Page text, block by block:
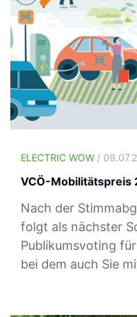
ELECTRIC WOW /
VCÖ-Mobilitätspreis
Nach der
folgt als nächster
Publikumsvoting
bei dem auch Sie